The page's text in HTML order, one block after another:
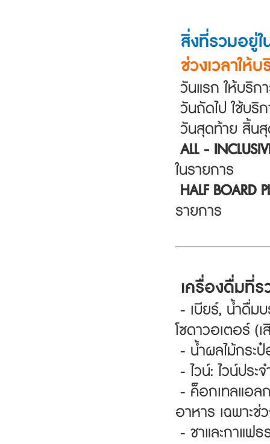
สิ่งที่รวมอยู่ใ
ช่วงเวลาให้
วันแรก ให้บริก
วันถัดไป ใช้บริ
วันสุดท้าย สิ้นสุ
ALL -
ในรายการ
HALF BOARD
รายการ
เครื่องดื่มที่ร
- เบียร์, น้ำดื่ม
โซดาวอเตอร์ (
- น้ำผลไม้กระป๋
- ไวน์: ไวน์ประ
- ค็อกเทลแอล
อาหาร เฉพาะช่
- ชาและกาแฟธ